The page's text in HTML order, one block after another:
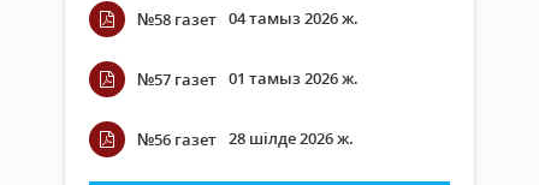
№58 газет 04 тамыз 2026 ж.
№57 газет 01 тамыз 2026 ж.
№56 газет 28 шілде 2026 ж.